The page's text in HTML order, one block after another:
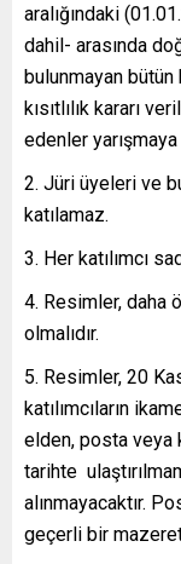
aralığındaki
dahil- arasında
bulunmayan bütün
kısıtlılık kararı
edenler yarışmaya
Jüri üyeleri ve
katılamaz.
Her katılımcı
Resimler, daha
olmalıdır.
Resimler, 20
katılımcıların
elden, posta
tarihte
alınmayacaktır.
geçerli bir mazeret